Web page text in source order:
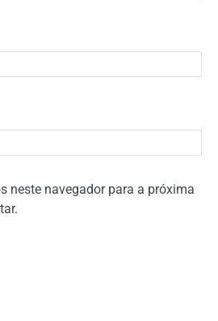
neste navegador para a próxima